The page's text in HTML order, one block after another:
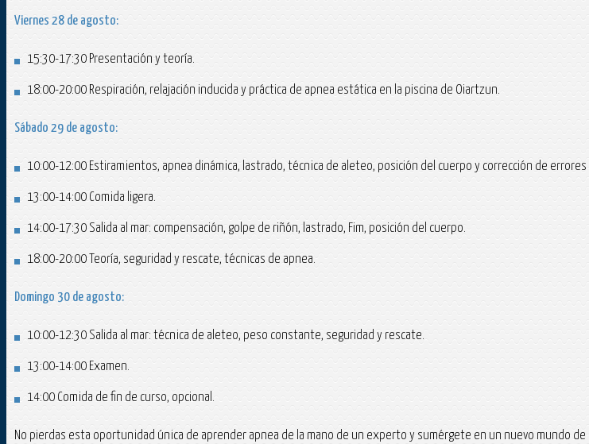
Viernes 28 de agosto:
15:30-17:30 Presentación y teoría.
18:00-20:00 Respiración, relajación inducida y práctica de apnea estática en la piscina de Oiartzun.
Sábado 29 de agosto:
10:00-12:00 Estiramientos, apnea dinámica, lastrado, técnica de aleteo, posición del cuerpo y corrección de errores
13:00-14:00 Comida ligera.
14:00-17:30 Salida al mar: compensación, golpe de riñón, lastrado, Fim, posición del cuerpo.
18:00-20:00 Teoría, seguridad y rescate, técnicas de apnea.
Domingo 30 de agosto:
10:00-12:30 Salida al mar: técnica de aleteo, peso constante, seguridad y rescate.
13:00-14:00 Examen.
14:00 Comida de fin de curso, opcional.
No pierdas esta oportunidad única de aprender apnea de la mano de un experto y sumérgete en un nuevo mundo de